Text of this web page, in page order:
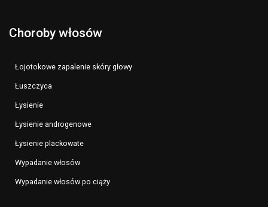
Choroby włosów
Łojotokowe zapalenie skóry głowy
Łuszczyca
Łysienie
Łysienie androgenowe
Łysienie plackowate
Wypadanie włosów
Wypadanie włosów po ciąży